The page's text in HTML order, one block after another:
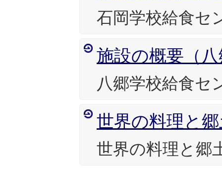
石岡学校給食セ
施設の概要（
八郷学校給食セ
世界の料理と
世界の料理と郷